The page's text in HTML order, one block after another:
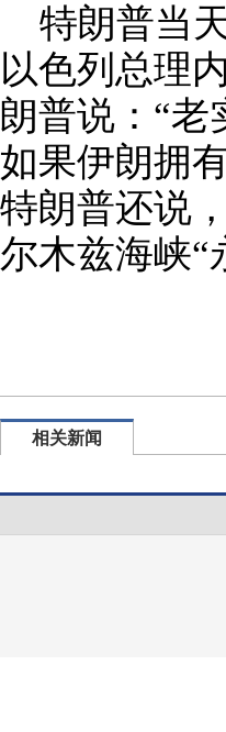
特朗普当
以色列总理
朗普说：“
如果伊朗拥
特朗普还说
尔木兹海峡“
相关新闻